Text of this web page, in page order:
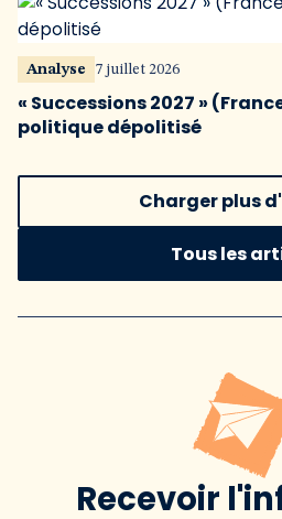
Analyse 7 juillet 2026
« Successions 2027 »
politique dépolitisé
Charger plus
Tous les
Recevoir